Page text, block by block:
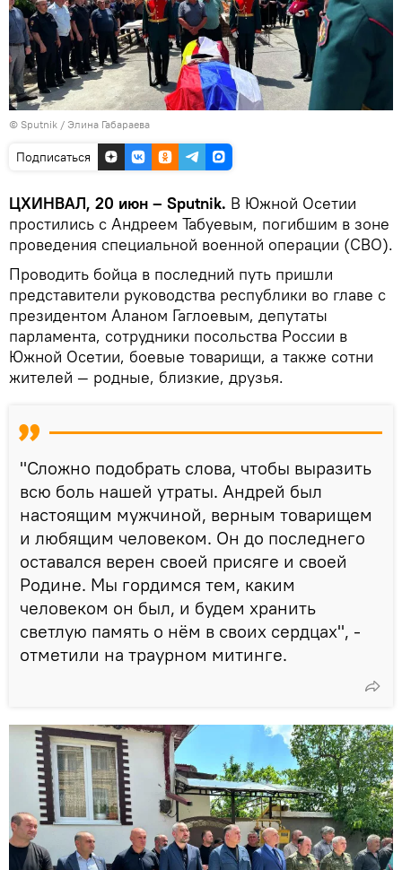
© Sputnik / Элина Габараева
Подписаться
ЦХИНВАЛ, 20 июн – Sputnik. В Южной Осетии
простились с Андреем Табуевым, погибшим в зоне
проведения специальной военной операции (СВО).
Проводить бойца в последний путь пришли
представители руководства республики во главе с
президентом Аланом Гаглоевым, депутаты
парламента, сотрудники посольства России в
Южной Осетии, боевые товарищи, а также сотни
жителей — родные, близкие, друзья.
"Сложно подобрать слова, чтобы выразить
всю боль нашей утраты. Андрей был
настоящим мужчиной, верным товарищем
и любящим человеком. Он до последнего
оставался верен своей присяге и своей
Родине. Мы гордимся тем, каким
человеком он был, и будем хранить
светлую память о нём в своих сердцах", -
отметили на траурном митинге.